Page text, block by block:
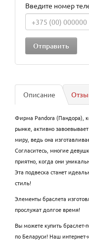
Введите номер
Описание
Фирма Pandora (Пандора),
рынке, активно
миру, ведь она
Согласитесь, многие
приятно, когда они
Эта подвеска станет
стиль!
Элементы браслета
прослужат долгое время!
Вы можете купить браслет-
по Беларуси! Наш